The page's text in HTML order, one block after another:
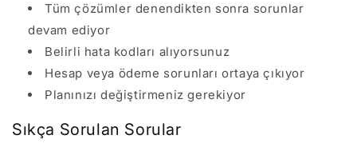
Tüm çözümler denendikten sonra sorunlar
devam ediyor
Belirli hata kodları alıyorsunuz
Hesap veya ödeme sorunları ortaya çıkıyor
Planınızı değiştirmeniz gerekiyor
Sıkça Sorulan Sorular